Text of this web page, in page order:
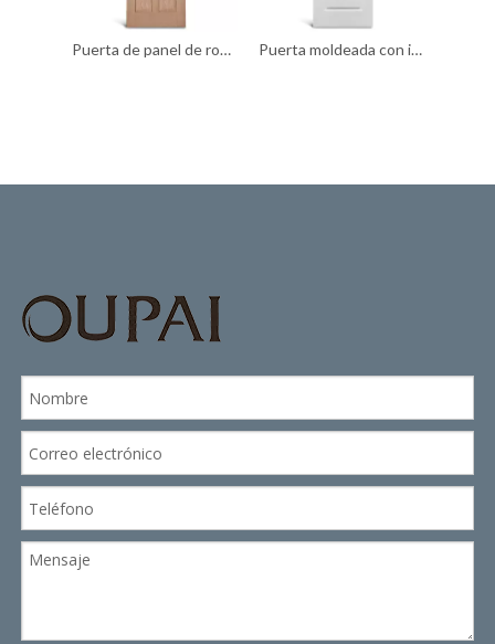
Puerta de panel de roble de 6 paneles Puerta moldeada con imprimación texturizada y parte superior redonda de 2 paneles